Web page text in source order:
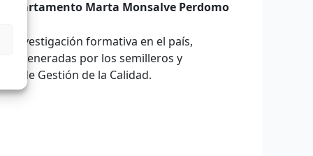
departamento Marta Monsalve Perdomo
investigación formativa en el país,
generadas por los semilleros y
de Gestión de la Calidad.